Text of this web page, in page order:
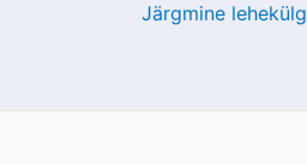
Järgmine lehekülg